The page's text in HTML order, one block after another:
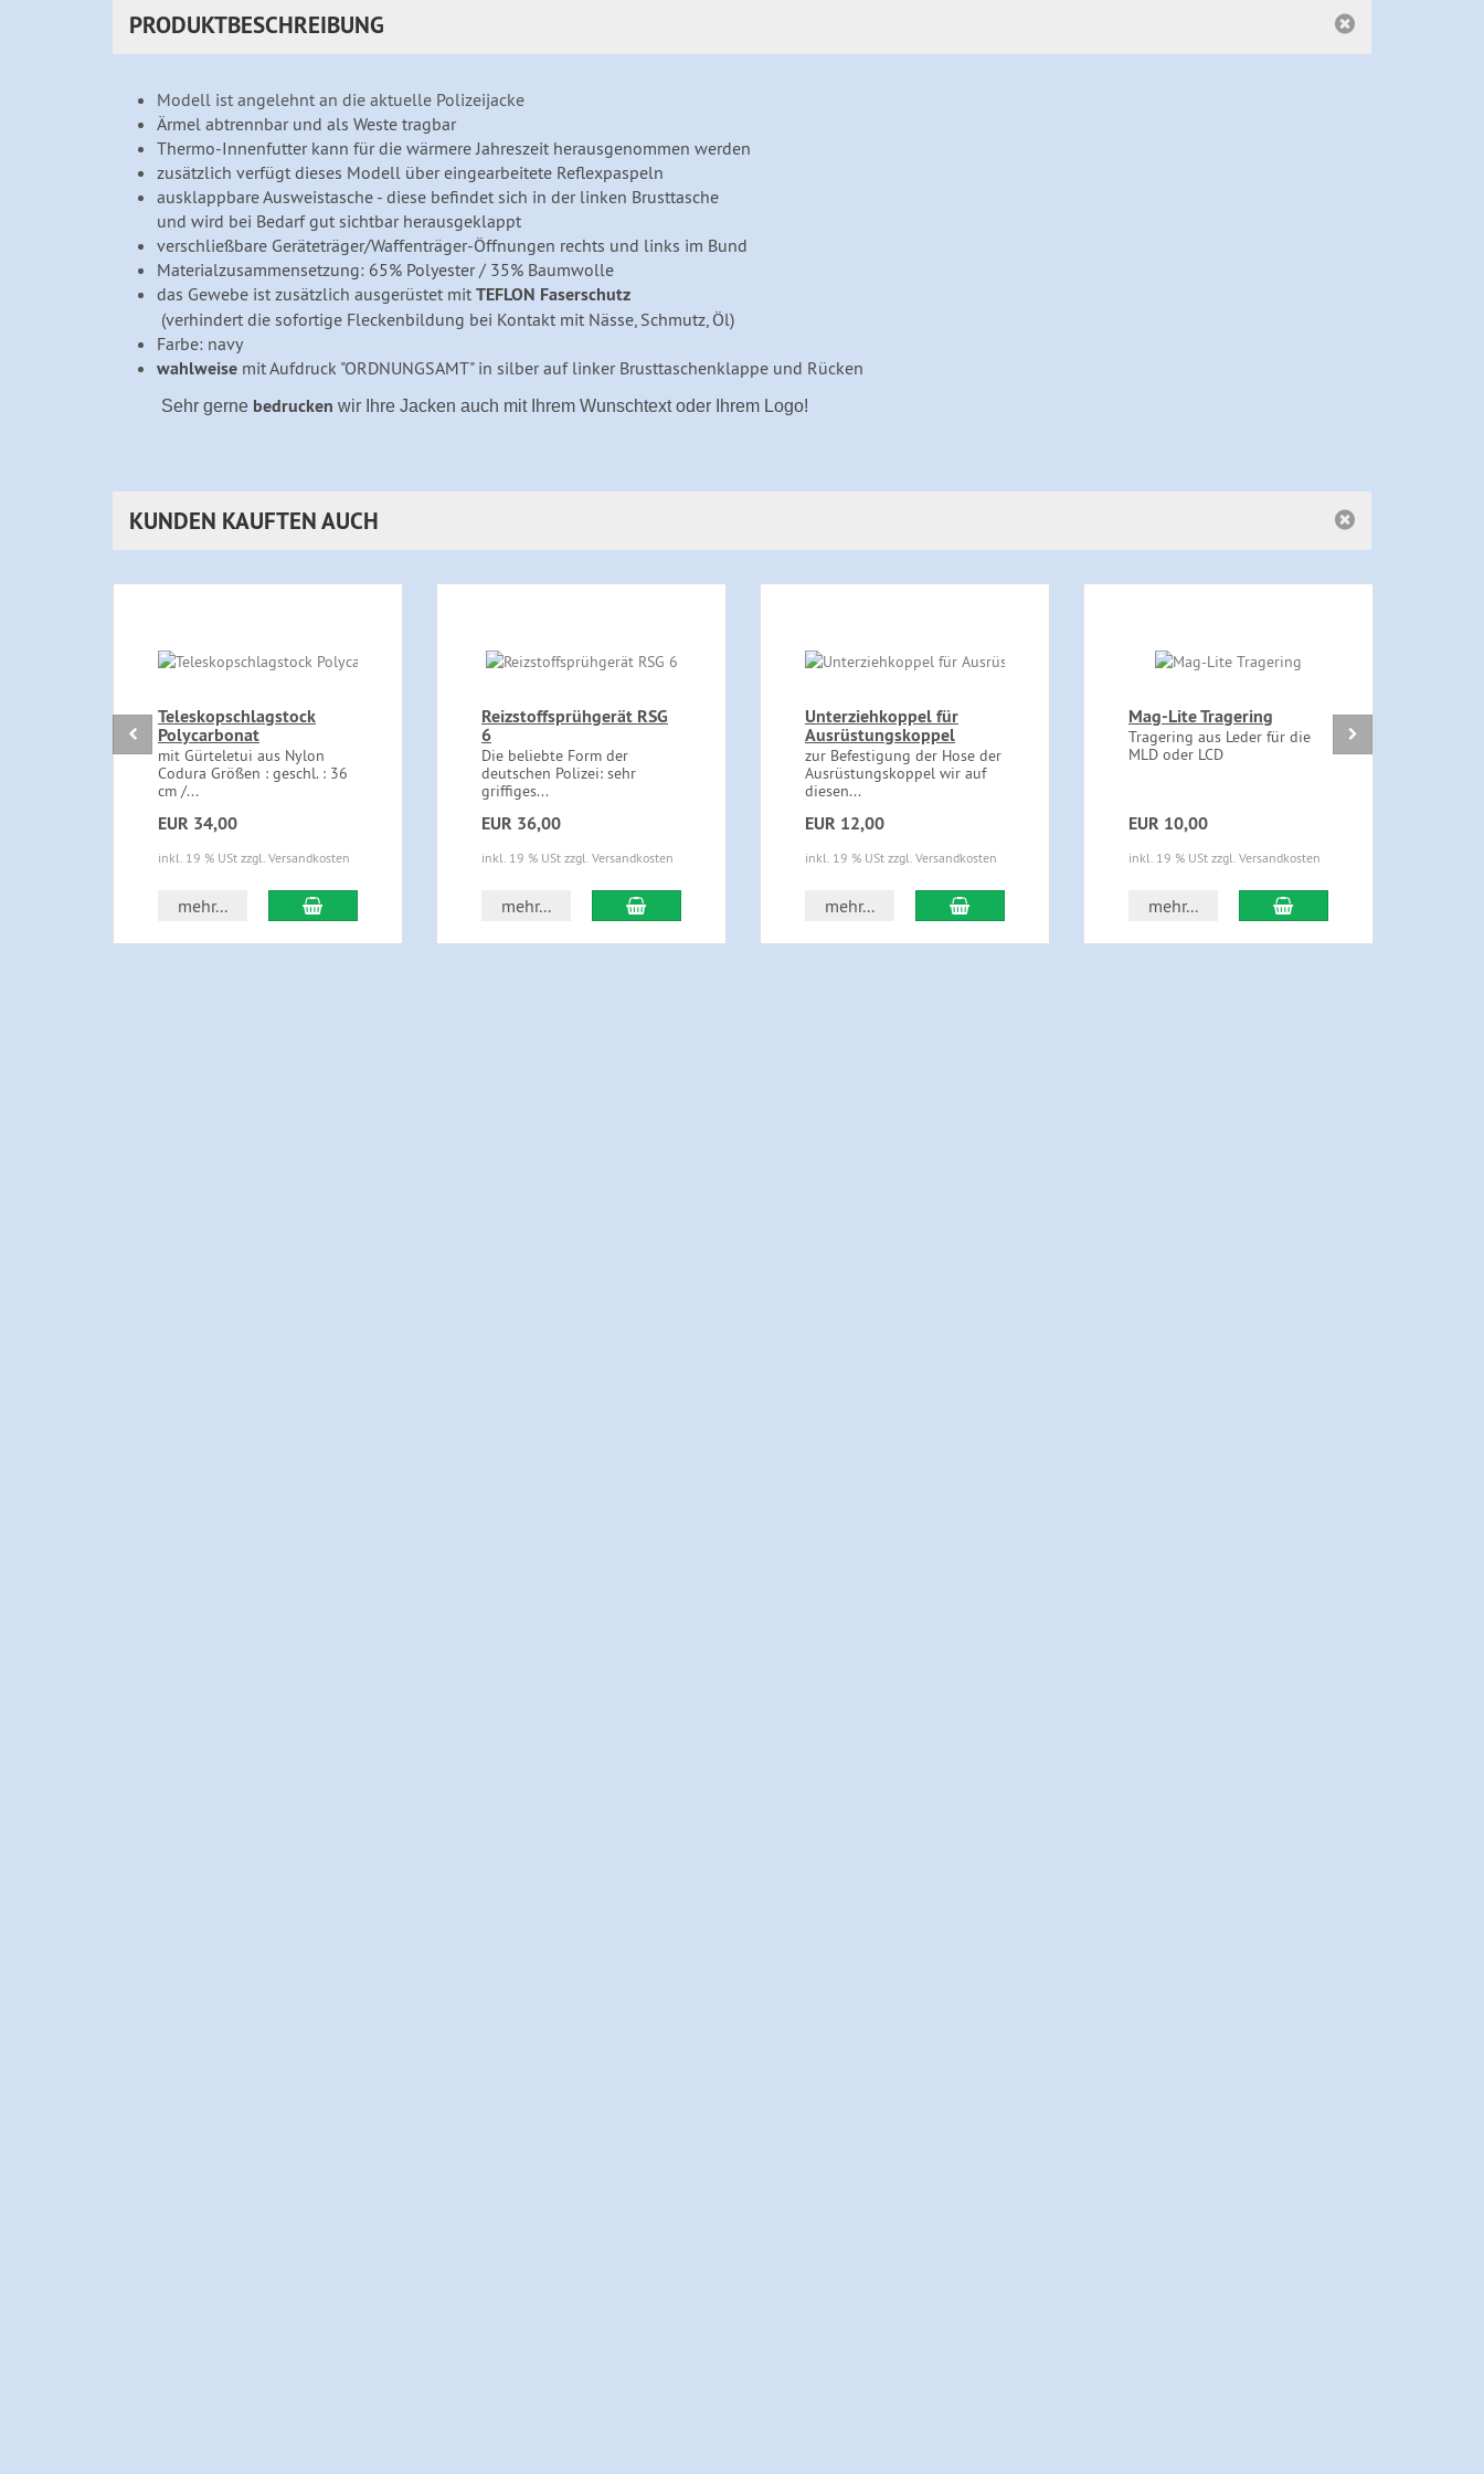
PRODUKTBESCHREIBUNG
Modell ist angelehnt an die aktuelle Polizeijacke
Ärmel abtrennbar und als Weste tragbar
Thermo-Innenfutter kann für die wärmere Jahreszeit herausgenommen werden
zusätzlich verfügt dieses Modell über eingearbeitete Reflexpaspeln
ausklappbare Ausweistasche - diese befindet sich in der linken Brusttasche
und wird bei Bedarf gut sichtbar herausgeklappt
verschließbare Geräteträger/Waffenträger-Öffnungen rechts und links im Bund
Materialzusammensetzung: 65% Polyester / 35% Baumwolle
das Gewebe ist zusätzlich ausgerüstet mit TEFLON Faserschutz
(verhindert die sofortige Fleckenbildung bei Kontakt mit Nässe, Schmutz, Öl)
Farbe: navy
wahlweise mit Aufdruck "ORDNUNGSAMT" in silber auf linker Brusttaschenklappe und Rücken
Sehr gerne bedrucken wir Ihre Jacken auch mit Ihrem Wunschtext oder Ihrem Logo!
KUNDEN KAUFTEN AUCH
Teleskopschlagstock
Polycarbonat
mit Gürteletui aus Nylon
Codura Größen : geschl. : 36
cm /...
EUR 34,00
inkl. 19 % USt zzgl. Versandkosten
mehr... In den Warenkorb
Reizstoffsprühgerät RSG
6
Die beliebte Form der
deutschen Polizei: sehr
griffiges...
EUR 36,00
inkl. 19 % USt zzgl. Versandkosten
mehr... In den Warenkorb
Unterziehkoppel für
Ausrüstungskoppel
zur Befestigung der Hose der
Ausrüstungskoppel wir auf
diesen...
EUR 12,00
inkl. 19 % USt zzgl. Versandkosten
mehr... In den Warenkorb
Mag-Lite Tragering
Tragering aus Leder für die
MLD oder LCD
EUR 10,00
inkl. 19 % USt zzgl. Versandkosten
mehr... In den Warenkorb